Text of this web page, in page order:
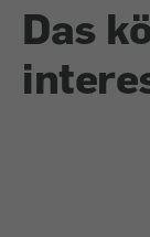
Das